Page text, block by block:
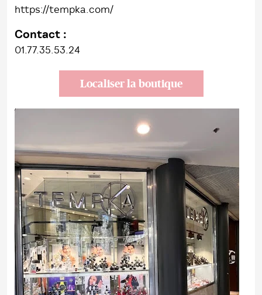
https://tempka.com/
Contact :
01.77.35.53.24
Localiser la boutique